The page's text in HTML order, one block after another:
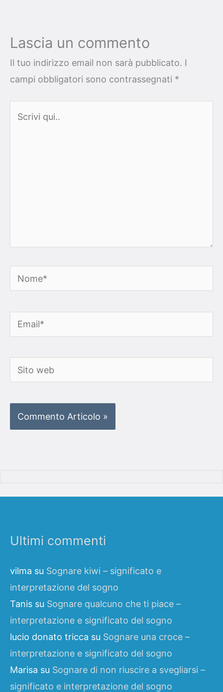
Lascia un commento
Il tuo indirizzo email non sarà pubblicato. I
campi obbligatori sono contrassegnati *
Nome*
Email*
Sito
web
Ultimi commenti
vilma su Sognare kiwi – significato e
interpretazione del sogno
Tanis su Sognare qualcuno che ti piace –
interpretazione e significato del sogno
lucio donato tricca su Sognare una croce –
interpretazione e significato del sogno
Marisa su Sognare di non riuscire a svegliarsi –
significato e interpretazione del sogno